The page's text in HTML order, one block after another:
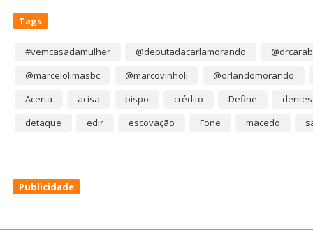
Tags
#vemcasadamulher @deputadacarlamorando
@marcelolimasbc
@marcovinholi
@orlandomorando
Acerta
acisa bispo crédito Define
dentes
detaque
edir escovação Fone macedo
Publicidade